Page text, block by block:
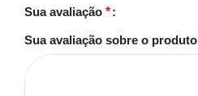
Sua avaliação *
Sua avaliação sobre o produto